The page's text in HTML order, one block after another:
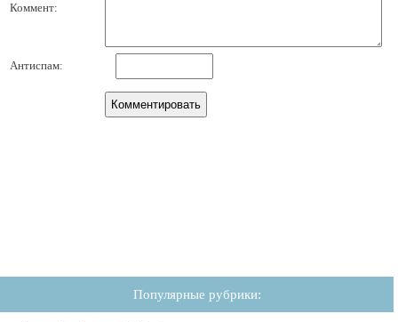
Коммент:
Антиспам:
Популярные рубрики: